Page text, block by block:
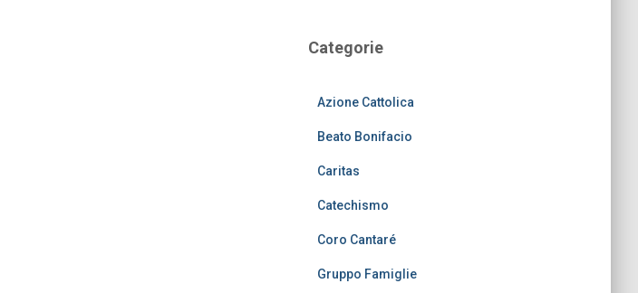
Categorie
Azione Cattolica
Beato Bonifacio
Caritas
Catechismo
Coro Cantaré
Gruppo Famiglie